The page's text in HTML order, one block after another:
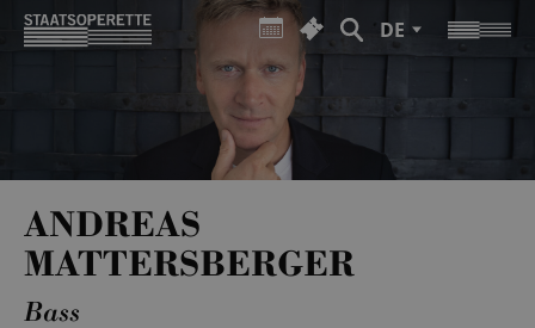
DE
ANDREAS
MATTERSBERGER
Bass